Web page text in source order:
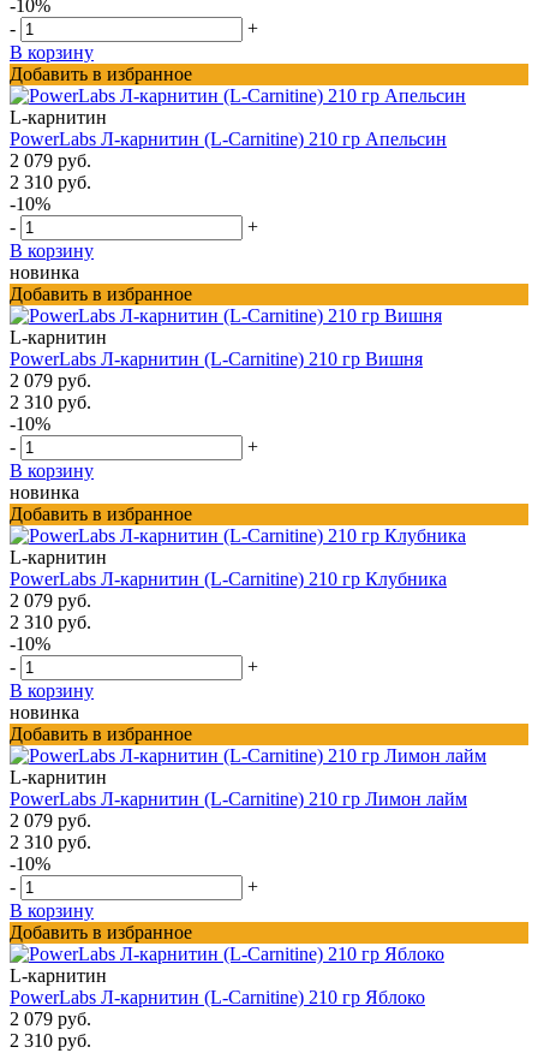
-10%
-
+
В корзину
Добавить в избранное
L-карнитин
PowerLabs Л-карнитин (L-Carnitine) 210 гр Апельсин
2 079 руб.
2 310 руб.
-10%
-
+
В корзину
новинка
Добавить в избранное
L-карнитин
PowerLabs Л-карнитин (L-Carnitine) 210 гр Вишня
2 079 руб.
2 310 руб.
-10%
-
+
В корзину
новинка
Добавить в избранное
L-карнитин
PowerLabs Л-карнитин (L-Carnitine) 210 гр Клубника
2 079 руб.
2 310 руб.
-10%
-
+
В корзину
новинка
Добавить в избранное
L-карнитин
PowerLabs Л-карнитин (L-Carnitine) 210 гр Лимон лайм
2 079 руб.
2 310 руб.
-10%
-
+
В корзину
Добавить в избранное
L-карнитин
PowerLabs Л-карнитин (L-Carnitine) 210 гр Яблоко
2 079 руб.
2 310 руб.